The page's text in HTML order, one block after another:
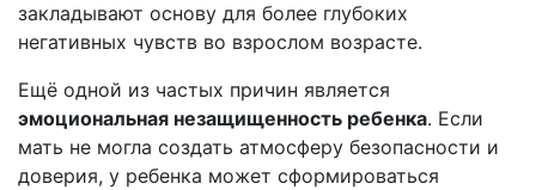
закладывают основу для более глубоких
негативных чувств во взрослом возрасте.
Ещё одной из частых причин является
эмоциональная незащищенность ребенка. Если
мать не могла создать атмосферу безопасности и
доверия, у ребенка может сформироваться